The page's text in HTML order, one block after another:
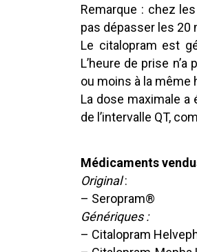
Remarque : chez
pas dépasser les 20
Le citalopram est
L’heure de prise
ou moins à la même
La dose maximale a
de l’intervalle QT,
Médicaments
Original:
– Seropram®
Génériques :
– Citalopram